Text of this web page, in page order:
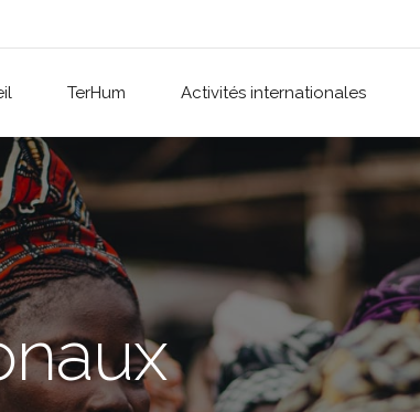
TerHum Activités internationales